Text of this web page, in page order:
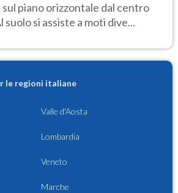
piano orizzontale dal centro
si assiste a moti dive...
le regioni italiane
Valle d'Aosta
Lombardia
Veneto
Marche